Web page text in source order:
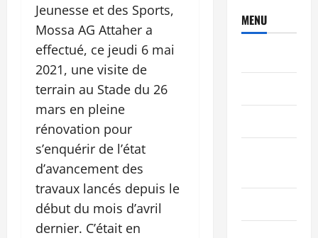
Jeunesse et des Sports,
Mossa AG Attaher a
effectué, ce jeudi 6 mai
2021, une visite de
terrain au Stade du 26
mars en pleine
rénovation pour
s’enquérir de l’état
d’avancement des
travaux lancés depuis le
début du mois d’avril
dernier. C’était en
MENU